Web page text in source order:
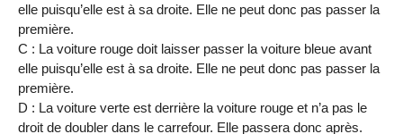
elle puisqu’elle est à sa droite. Elle ne peut donc pas passer la
première.
C : La voiture rouge doit laisser passer la voiture bleue avant
elle puisqu’elle est à sa droite. Elle ne peut donc pas passer la
première.
D : La voiture verte est derrière la voiture rouge et n’a pas le
droit de doubler dans le carrefour. Elle passera donc après.